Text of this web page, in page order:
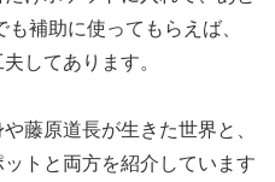
補助に使ってもらえば、
してあります。
藤原道長が生きた世界と、
ットと両方を紹介しています